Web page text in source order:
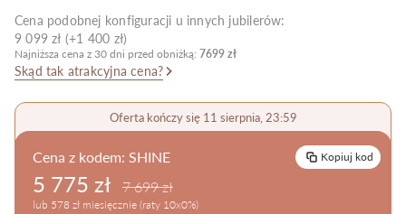
Pielęgnacja biżuterii
Cena podobnej konfiguracji u innych jubilerów:
9 099 zł (+1 400 zł)
Najniższa cena z 30 dni przed obniżką: 7699 zł
Skąd tak atrakcyjna cena?
Oferta kończy się 11 sierpnia, 23:59
Cena z kodem: SHINE Kopiuj kod
5 775 zł 7 699 zł
lub 578 zł miesięcznie (raty 10x0%)